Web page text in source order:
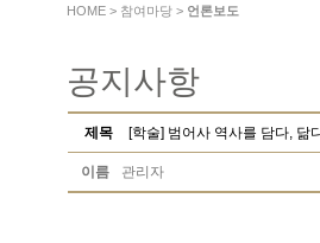
HOME > 참여마당 > 언론보도
공지사항
제목 [학술] 범어사 역사를 담다, 닮
이름 관리자